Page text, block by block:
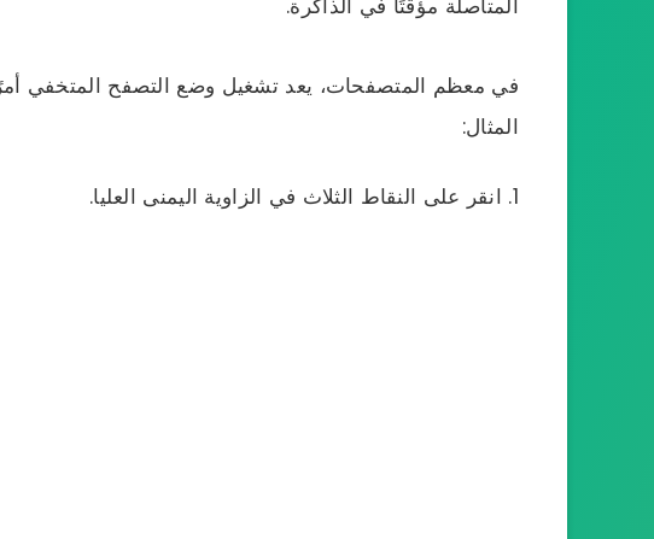
المتأصلة مؤقتًا في الذاكرة.
في معظم المتصفحات، يعد تشغيل وضع التصفح المتخفي
المثال:
انقر على النقاط الثلاث في الزاوية اليمنى العليا.